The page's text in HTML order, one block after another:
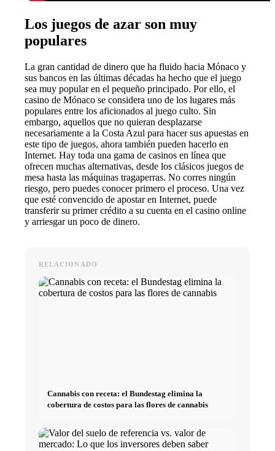
Los juegos de azar son muy
populares
La gran cantidad de dinero que ha fluido hacia Mónaco y
sus bancos en las últimas décadas ha hecho que el juego
sea muy popular en el pequeño principado. Por ello, el
casino de Mónaco se considera uno de los lugares más
populares entre los aficionados al juego culto. Sin
embargo, aquellos que no quieran desplazarse
necesariamente a la Costa Azul para hacer sus apuestas en
este tipo de juegos, ahora también pueden hacerlo en
Internet. Hay toda una gama de casinos en línea que
ofrecen muchas alternativas, desde los clásicos juegos de
mesa hasta las máquinas tragaperras. No corres ningún
riesgo, pero puedes conocer primero el proceso. Una vez
que esté convencido de apostar en Internet, puede
transferir su primer crédito a su cuenta en el casino online
y arriesgar un poco de dinero.
RELACIONADO
Cannabis con receta: el Bundestag elimina la
cobertura de costos para las flores de cannabis